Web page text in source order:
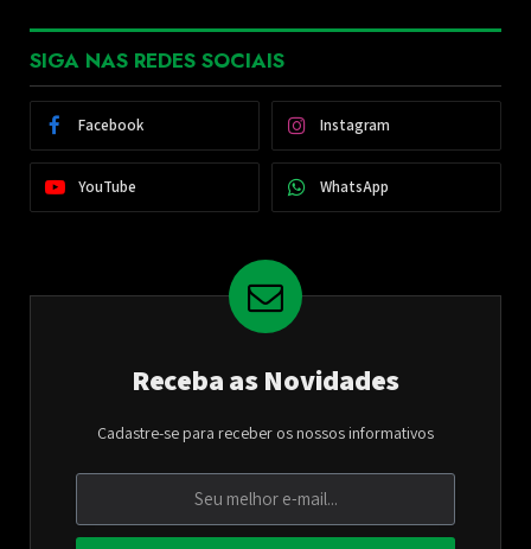
SIGA NAS REDES SOCIAIS
Facebook Instagram
YouTube WhatsApp
Receba as Novidades
Cadastre-se para receber os nossos informativos